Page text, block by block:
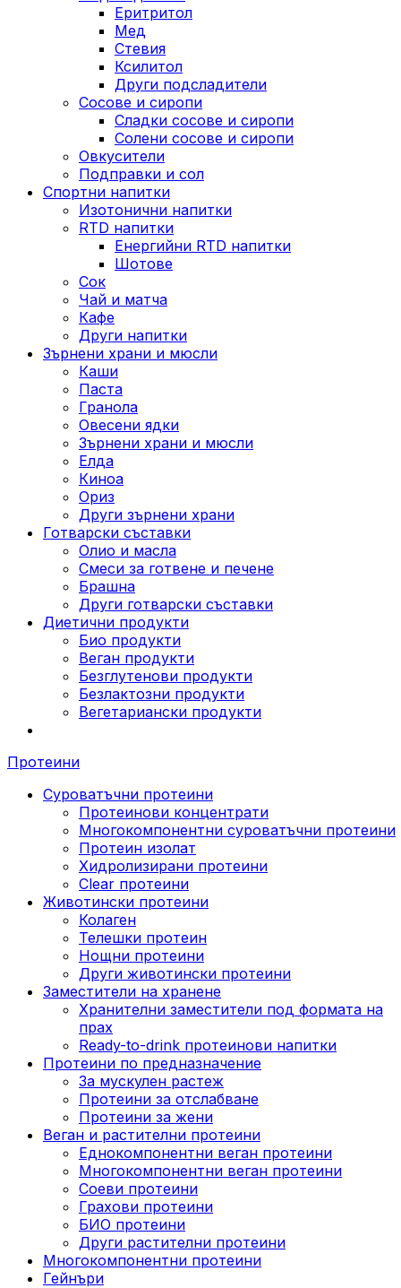
Еритритол
Мед
Стевия
Ксилитол
Други подсладители
Сосове и сиропи
Сладки сосове и сиропи
Солени сосове и сиропи
Овкусители
Подправки и сол
Спортни напитки
Изотонични напитки
RTD напитки
Енергийни RTD напитки
Шотове
Сок
Чай и матча
Кафе
Други напитки
Зърнени храни и мюсли
Каши
Паста
Гранола
Овесени ядки
Зърнени храни и мюсли
Елда
Киноа
Ориз
Други зърнени храни
Готварски съставки
Олио и масла
Смеси за готвене и печене
Брашна
Други готварски съставки
Диетични продукти
Био продукти
Веган продукти
Безглутенови продукти
Безлактозни продукти
Вегетариански продукти
Протеини
Суроватъчни протеини
Протеинови концентрати
Многокомпонентни суроватъчни протеини
Протеин изолат
Хидролизирани протеини
Clear протеини
Животински протеини
Колаген
Телешки протеин
Нощни протеини
Други животински протеини
Заместители на хранене
Хранителни заместители под формата на
прах
Ready-to-drink протеинови напитки
Протеини по предназначение
За мускулен растеж
Протеини за отслабване
Протеини за жени
Веган и растителни протеини
Еднокомпонентни веган протеини
Многокомпонентни веган протеини
Соеви протеини
Грахови протеини
БИО протеини
Други растителни протеини
Многокомпонентни протеини
Гейнъри